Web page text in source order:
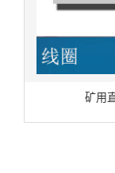
矿用